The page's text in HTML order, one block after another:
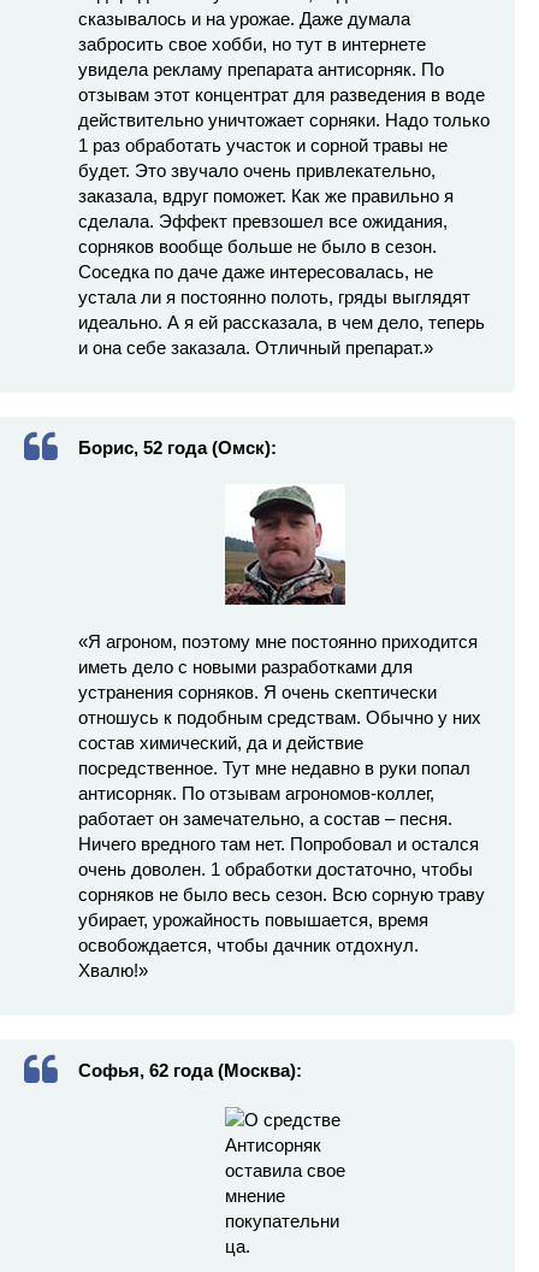
сказывалось и на урожае. Даже думала
забросить свое хобби, но тут в интернете
увидела рекламу препарата антисорняк. По
отзывам этот концентрат для разведения в воде
действительно уничтожает сорняки. Надо только
1 раз обработать участок и сорной травы не
будет. Это звучало очень привлекательно,
заказала, вдруг поможет. Как же правильно я
сделала. Эффект превзошел все ожидания,
сорняков вообще больше не было в сезон.
Соседка по даче даже интересовалась, не
устала ли я постоянно полоть, гряды выглядят
идеально. А я ей рассказала, в чем дело, теперь
и она себе заказала. Отличный препарат.»
Борис, 52 года (Омск):
«Я агроном, поэтому мне постоянно приходится
иметь дело с новыми разработками для
устранения сорняков. Я очень скептически
отношусь к подобным средствам. Обычно у них
состав химический, да и действие
посредственное. Тут мне недавно в руки попал
антисорняк. По отзывам агрономов-коллег,
работает он замечательно, а состав – песня.
Ничего вредного там нет. Попробовал и остался
очень доволен. 1 обработки достаточно, чтобы
сорняков не было весь сезон. Всю сорную траву
убирает, урожайность повышается, время
освобождается, чтобы дачник отдохнул.
Хвалю!»
Софья, 62 года (Москва):